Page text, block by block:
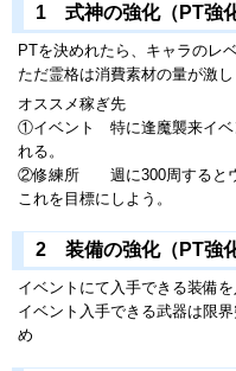
1 式神の強化（PT強
PTを決めれたら、キャラのレ
ただ霊格は消費素材の量が激
オススメ稼ぎ先
①イベント 特に逢魔襲来イベ
れる。
②修練所 週に300周するとウ
これを目標にしよう。
2 装備の強化（PT強
イベントにて入手できる装備を
イベント入手できる武器は限
め